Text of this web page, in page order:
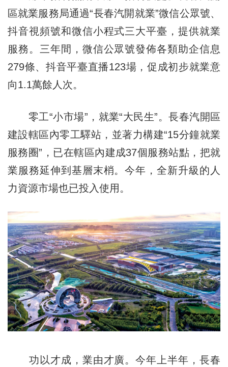
區就業服務局通過“長春汽開就業”微信公眾號、
抖音視頻號和微信小程式三大平臺，提供就業
服務。三年間，微信公眾號發佈各類助企信息
279條、抖音平臺直播123場，促成初步就業意
向1.1萬餘人次。
零工“小市場”，就業“大民生”。長春汽開區
建設轄區內零工驛站，並著力構建“15分鐘就業
服務圈”，已在轄區內建成37個服務站點，把就
業服務延伸到基層末梢。今年，全新升級的人
力資源市場也已投入使用。
功以才成，業由才廣。今年上半年，長春